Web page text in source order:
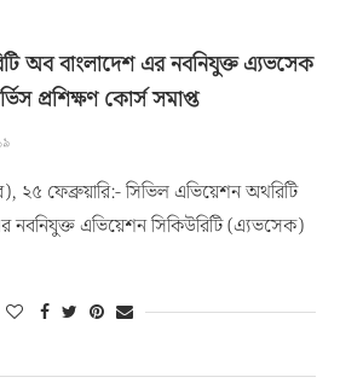
অব বাংলাদেশ এর নবনিযুক্ত এ্যভসেক
প্রশিক্ষণ কোর্স সমাপ্ত
২৫ ফেব্রুয়ারি:- সিভিল এভিয়েশন অথরিটি
এভিয়েশন সিকিউরিটি (এ্যভসেক)